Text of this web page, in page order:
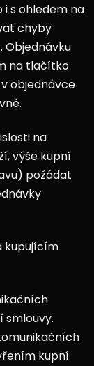
i s ohledem na
chyby
Objednávku
na tlačítko
v objednávce
na
výše kupní
požádat
kupujícím
smlouvy.
kupní